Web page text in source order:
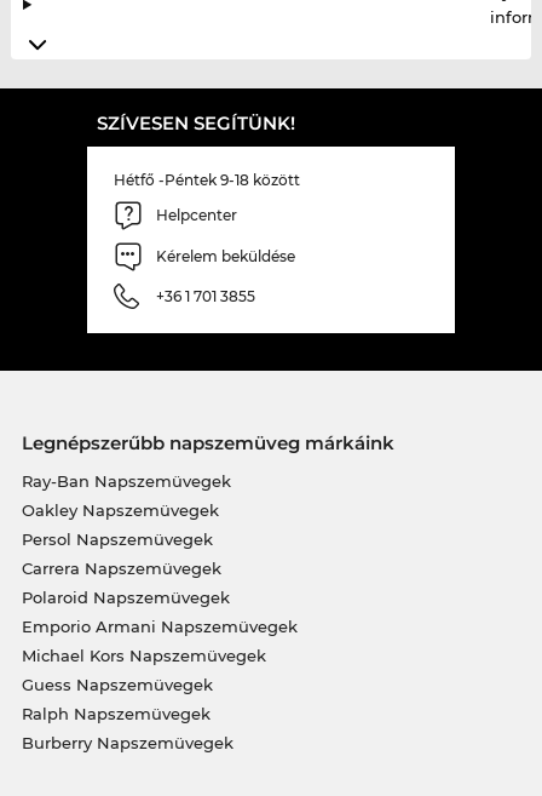
SZÍVESEN SEGÍTÜNK!
Hétfő -Péntek 9-18 között
Helpcenter
Kérelem beküldése
+36 1 701 3855
Legnépszerűbb napszemüveg márkáink
Ray-Ban Napszemüvegek
Oakley Napszemüvegek
Persol Napszemüvegek
Carrera Napszemüvegek
Polaroid Napszemüvegek
Emporio Armani Napszemüvegek
Michael Kors Napszemüvegek
Guess Napszemüvegek
Ralph Napszemüvegek
Burberry Napszemüvegek